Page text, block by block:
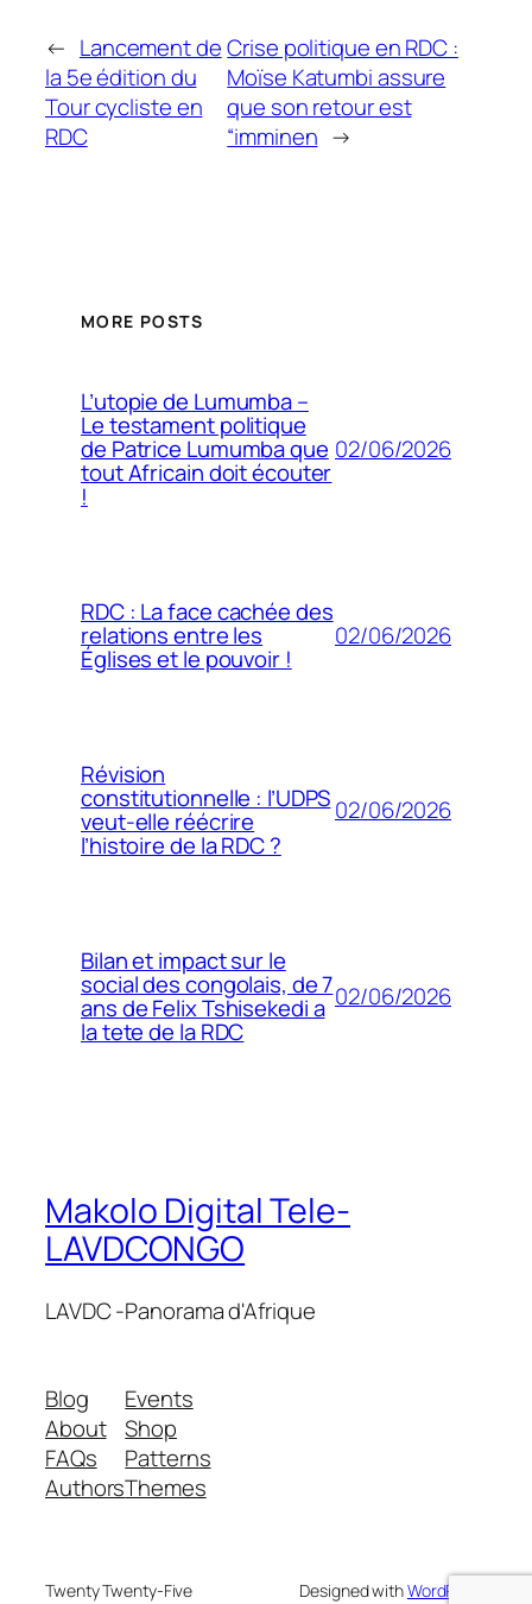
← Lancement de
la 5e édition du
Tour cycliste en
RDC
Crise politique en RDC :
Moïse Katumbi assure
que son retour est
“imminen →
MORE POSTS
L’utopie de Lumumba –
Le testament politique
de Patrice Lumumba que
tout Africain doit écouter
!
02/06/2026
RDC : La face cachée des
relations entre les
Églises et le pouvoir !
02/06/2026
Révision
constitutionnelle : l’UDPS
veut-elle réécrire
l’histoire de la RDC ?
02/06/2026
Bilan et impact sur le
social des congolais, de 7
ans de Felix Tshisekedi a
la tete de la RDC
02/06/2026
Makolo Digital Tele-
LAVDCONGO
LAVDC -Panorama d'Afrique
Blog
About
FAQs
Authors
Events
Shop
Patterns
Themes
Twenty Twenty-Five Designed withWordPress